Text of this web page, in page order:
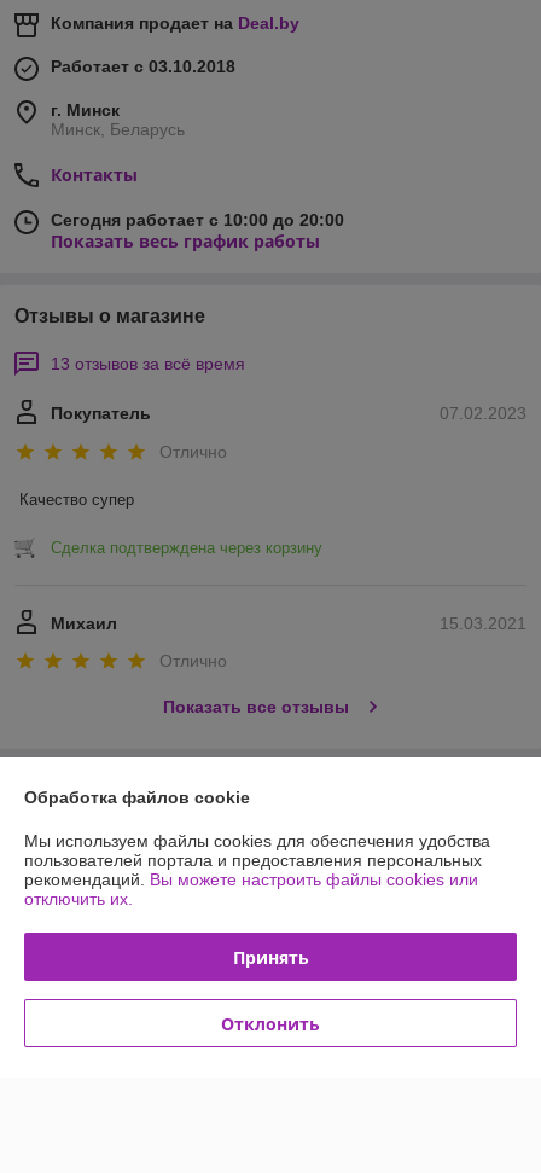
Компания продает на Deal.by
Работает с 03.10.2018
г. Минск
Минск, Беларусь
Контакты
Сегодня работает с 10:00 до 20:00
Показать весь график работы
Отзывы о магазине
13 отзывов за всё время
07.02.2023
Покупатель
Отлично
Качество супер
Сделка подтверждена через корзину
15.03.2021
Михаил
Отлично
Показать все отзывы
О нас
Контакты
Доставка и оплата
Обработка файлов cookie
Мы используем файлы cookies для обеспечения удобства
пользователей портала и предоставления персональных
рекомендаций. Вы можете настроить файлы cookies или
отключить их.
Принять
Отклонить